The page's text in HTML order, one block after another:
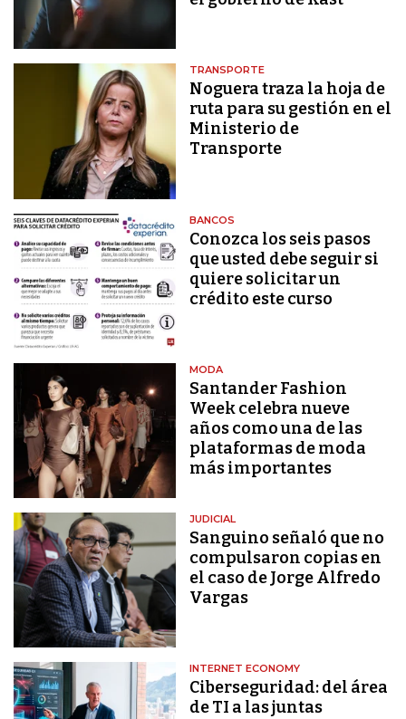
TRANSPORTE
Noguera traza la hoja de
ruta para su gestión en el
Ministerio de
Transporte
BANCOS
Conozca los seis pasos
que usted debe seguir si
quiere solicitar un
crédito este curso
MODA
Santander Fashion
Week celebra nueve
años como una de las
plataformas de moda
más importantes
JUDICIAL
Sanguino señaló que no
compulsaron copias en
el caso de Jorge Alfredo
Vargas
INTERNET ECONOMY
Ciberseguridad: del área
de TI a las juntas